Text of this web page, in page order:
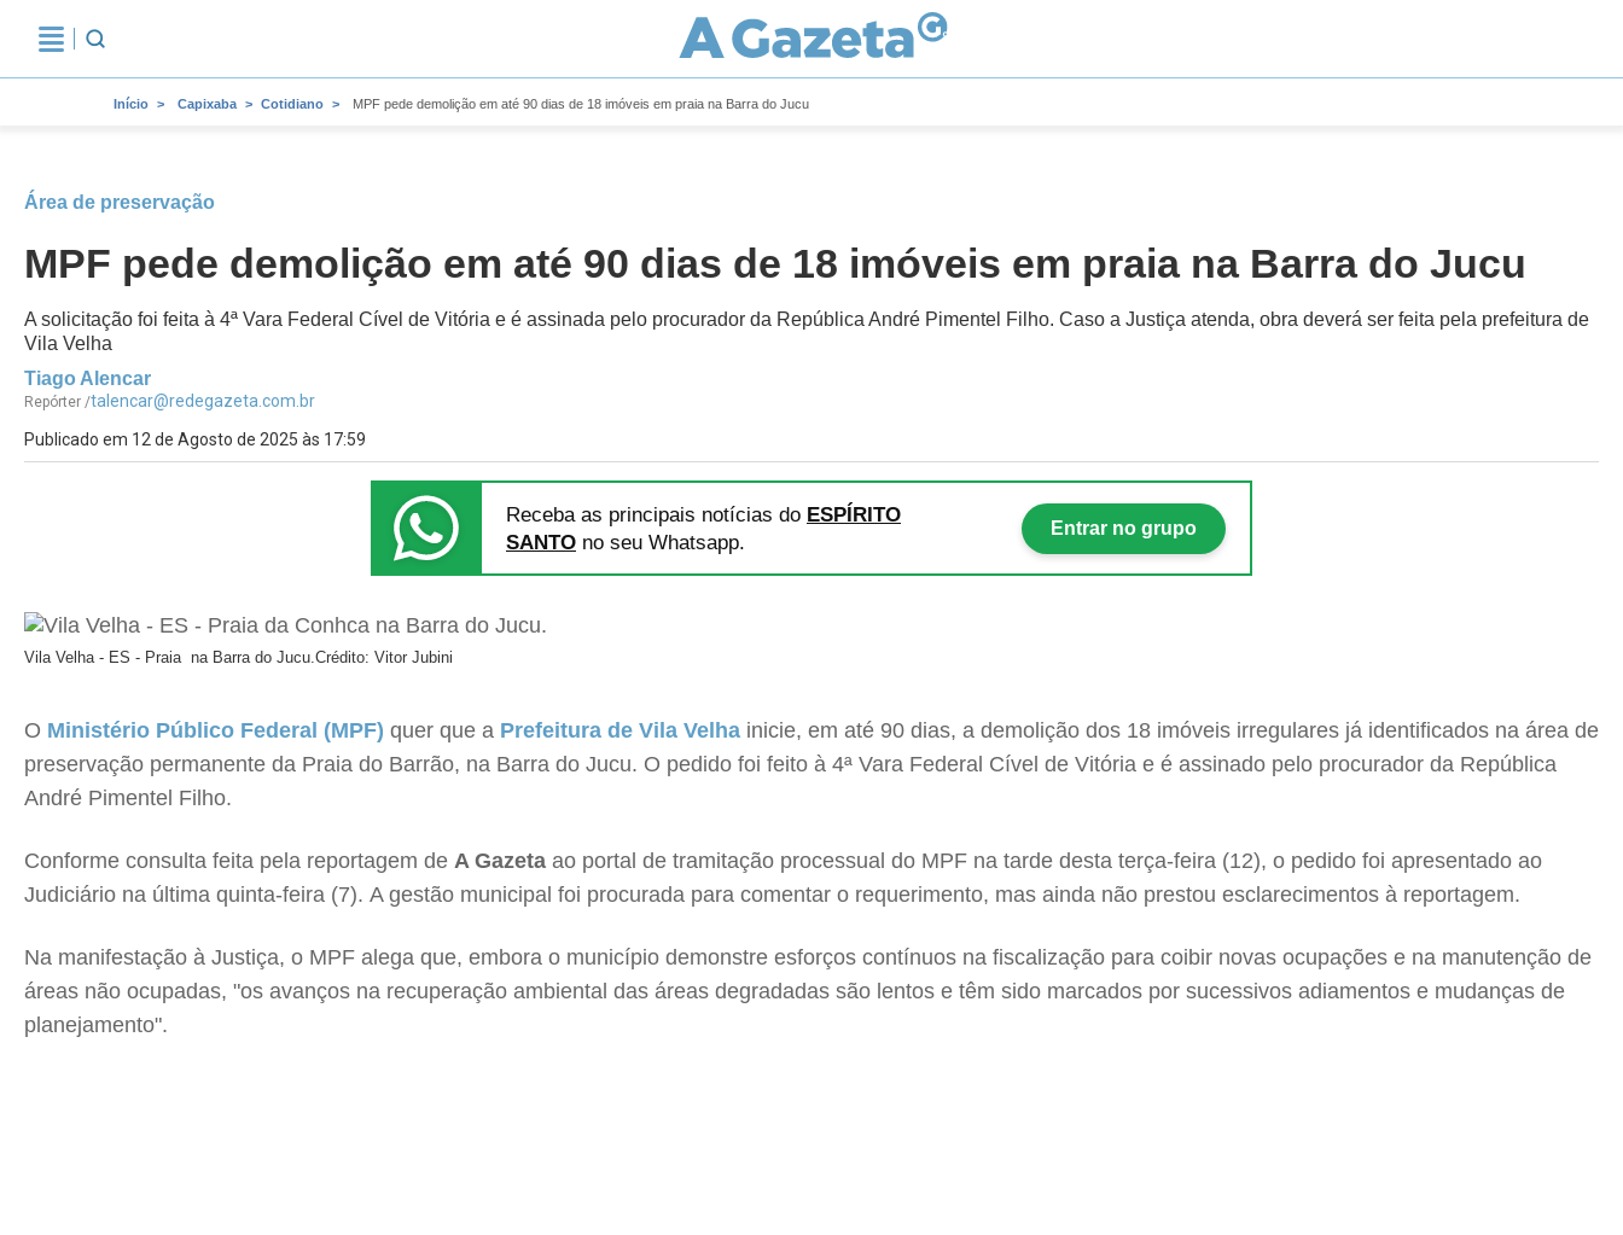
Início Capixaba Cotidiano MPF pede demolição em até 90 dias de 18 imóveis em praia na Barra do Jucu
Área de preservação
MPF pede demolição em até 90 dias de 18 imóveis em praia na Barra do Jucu
A solicitação foi feita à 4ª Vara Federal Cível de Vitória e é assinada pelo procurador da República André Pimentel Filho. Caso a Justiça atenda, obra deverá ser feita pela prefeitura de
Vila Velha
Tiago Alencar
Repórter /talencar@redegazeta.com.br
Publicado em 12 de Agosto de 2025 às 17:59
Receba as principais notícias do ESPÍRITO
SANTO no seu Whatsapp.
Entrar no grupo
Vila Velha - ES - Praia na Barra do Jucu.Crédito: Vitor Jubini
O Ministério Público Federal (MPF) quer que a Prefeitura de Vila Velha inicie, em até 90 dias, a demolição dos 18 imóveis irregulares já identificados na área de
preservação permanente da Praia do Barrão, na Barra do Jucu. O pedido foi feito à 4ª Vara Federal Cível de Vitória e é assinado pelo procurador da República
André Pimentel Filho.
Conforme consulta feita pela reportagem de A Gazeta ao portal de tramitação processual do MPF na tarde desta terça-feira (12), o pedido foi apresentado ao
Judiciário na última quinta-feira (7). A gestão municipal foi procurada para comentar o requerimento, mas ainda não prestou esclarecimentos à reportagem.
Na manifestação à Justiça, o MPF alega que, embora o município demonstre esforços contínuos na fiscalização para coibir novas ocupações e na manutenção de
áreas não ocupadas, "os avanços na recuperação ambiental das áreas degradadas são lentos e têm sido marcados por sucessivos adiamentos e mudanças de
planejamento".